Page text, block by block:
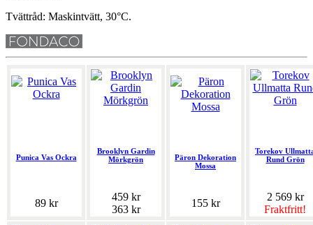
Tvättråd: Maskintvätt, 30°C.
Punica Vas Ockra
89 kr
Brooklyn Gardin
Mörkgrön
459 kr
363 kr
Päron Dekoration
Mossa
155 kr
Torekov
Rund Grön
2 569 kr
Fraktfritt!